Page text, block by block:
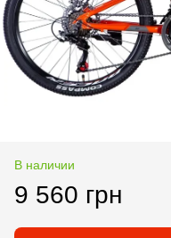
В наличии
9 560 грн